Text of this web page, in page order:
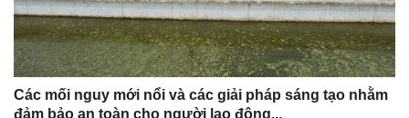
Các mối nguy mới nổi và các giải pháp sáng tạo nhằm
đảm bảo an toàn cho người lao động...